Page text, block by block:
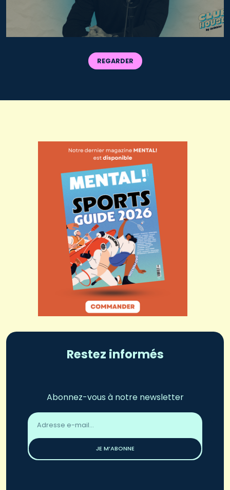
REGARDER
Restez informés
Abonnez-vous à notre newsletter
Adresse
email
JE M’ABONNE